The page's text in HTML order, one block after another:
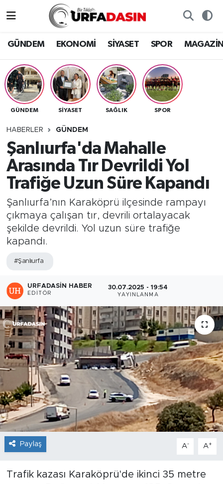
GÜNDEM EKONOMİ SİYASET SPOR
GÜNDEM SİYASET SAĞLIK SPOR
HABERLER GÜNDEM
Şanlıurfa'da Mahalle
Arasında Tır Devrildi Yol
Trafiğe Uzun Süre Kapandı
Şanlıurfa’nın Karaköprü ilçesinde rampayı
çıkmaya çalışan tır, devrili ortalayacak
şekilde devrildi. Yol uzun süre trafiğe
kapandı.
#Şanlıurfa
URFADASIN HABER
EDITÖR
30.07.2025 - 19:54
YAYINLANMA
Paylaş A- A+
Trafik kazası Karaköprü'de ikinci 35 metre
EKONOMİ
SİYASET
SPOR
SAĞLIK
TEKNOLOJİ
OTOMOBİL
Gizlilik ve Güvenlik Politikası
İletişim
Nöbetçi Eczaneler
Hava Durumu
Namaz Vakitleri
Trafik Durumu
Tüm Manşetler
Son Dakika Haberleri
Haber Arşivi